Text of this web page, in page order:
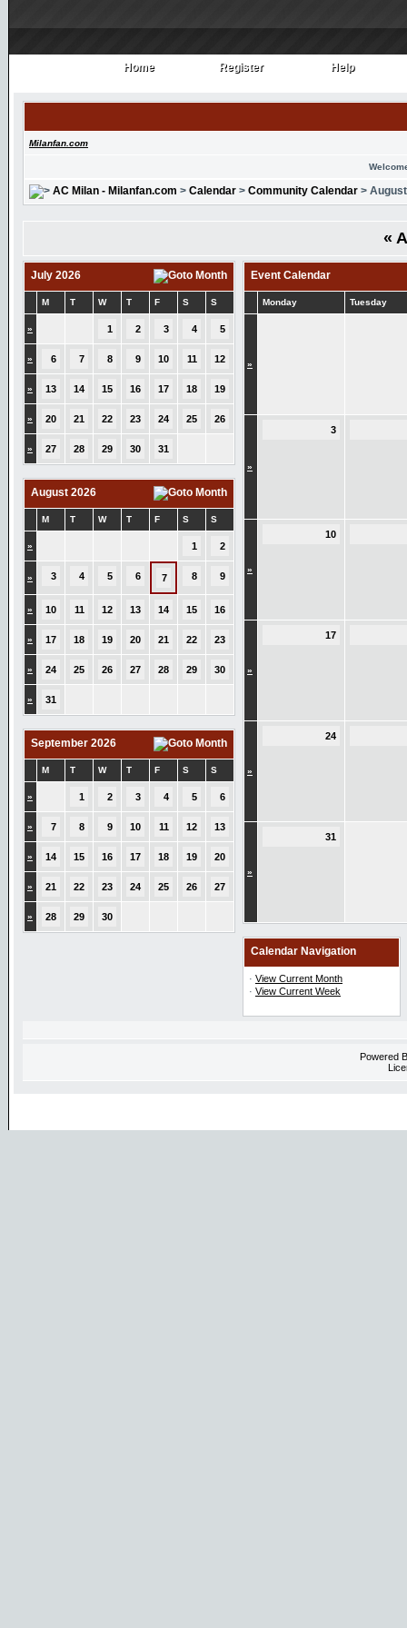
Home
Home Register
Register Help
Help
Milanfan.com
AC Milan - Milanfan.com > Calendar > Community Calendar >
«
July 2026
M T W T F S S
» 1 2 3 4 5
» 6 7 8 9 10 11 12
» 13 14 15 16 17 18 19
» 20 21 22 23 24 25 26
» 27 28 29 30 31
August 2026
M T W T F S S
» 1 2
» 3 4 5 6 7 8 9
» 10 11 12 13 14 15 16
» 17 18 19 20 21 22 23
» 24 25 26 27 28 29 30
» 31
September 2026
M T W T F S S
» 1 2 3 4 5 6
» 7 8 9 10 11 12 13
» 14 15 16 17 18 19 20
» 21 22 23 24 25 26 27
» 28 29 30
Event Calendar
Monday Tuesday
»
»
3
»
10
»
17
»
24
»
31
Calendar Navigation
· View Current Month
· View Current Week
Powered